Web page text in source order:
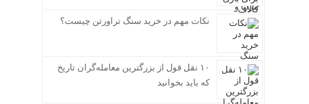
نکات مهم در خرید سنگ تراورتن چیست؟
۱۰ نقل قول از بزرگترین معامله‌گران تاریخ
که باید بخوانید